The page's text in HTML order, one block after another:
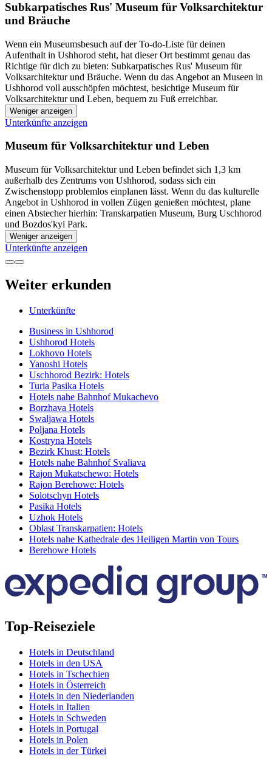
Subkarpatisches Rus' Museum für Volksarchitektur
und Bräuche
Wenn ein Museumsbesuch auf der To-do-Liste für deinen
Aufenthalt in Ushhorod steht, hat dieser Ort bestimmt genau das
Richtige für dich zu bieten: Subkarpatisches Rus' Museum für
Volksarchitektur und Bräuche. Wenn du das Angebot an Museen in
Ushhorod voll ausschöpfen möchtest, besichtige Museum für
Volksarchitektur und Leben, bequem zu Fuß erreichbar.
Weniger anzeigen
Unterkünfte anzeigen
Museum für Volksarchitektur und Leben
Museum für Volksarchitektur und Leben befindet sich 1,3 km
außerhalb des Zentrums von Ushhorod, sodass sich ein
Zwischenstopp problemlos einplanen lässt. Wenn du das kulturelle
Angebot in Ushhorod in vollen Zügen genießen möchtest, plane
einen Abstecher hierhin: Transkarpatien Museum, Burg Uschhorod
und Bozdos'kyi Park.
Weniger anzeigen
Unterkünfte anzeigen
Weiter erkunden
Unterkünfte
Business in Ushhorod
Ushhorod Hotels
Lokhovo Hotels
Yanoshi Hotels
Uschhorod Bezirk: Hotels
Turia Pasika Hotels
Hotels nahe Bahnhof Mukachevo
Borzhava Hotels
Swaljawa Hotels
Poljana Hotels
Kostryna Hotels
Bezirk Khust: Hotels
Hotels nahe Bahnhof Svaliava
Rajon Mukatschewo: Hotels
Rajon Berehowe: Hotels
Solotschyn Hotels
Pasika Hotels
Uzhok Hotels
Oblast Transkarpatien: Hotels
Hotels nahe Kathedrale des Heiligen Martin von Tours
Berehowe Hotels
Top-Reiseziele
Hotels in Deutschland
Hotels in den USA
Hotels in Tschechien
Hotels in Österreich
Hotels in den Niederlanden
Hotels in Italien
Hotels in Schweden
Hotels in Portugal
Hotels in Polen
Hotels in der Türkei